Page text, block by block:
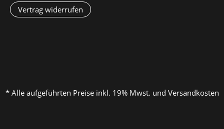
Vertrag widerrufen
* Alle aufgeführten Preise inkl. 19% Mwst. und Versandkosten